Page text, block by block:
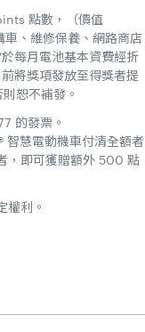
點數，（價值
、維修保養、網路商店
每月電池基本資費經折
將獎項發放至得獎者提
恕不補發。
的發票。
慧電動機車付清全額者
，即可獲贈額外 500 點
利。